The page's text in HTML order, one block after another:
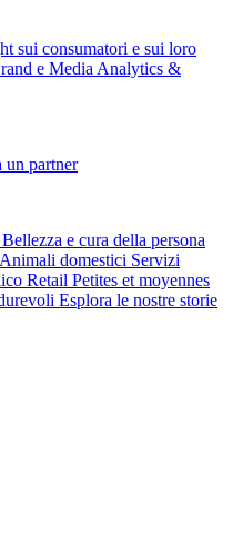
sui consumatori e sui loro
e Media Analytics &
un partner
Bellezza e cura della persona
Animali domestici Servizi
Retail Petites et moyennes
Esplora le nostre storie